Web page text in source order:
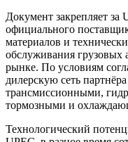
Документ закрепляет за
официального
материалов и
обслуживания грузовых
рынке. По условиям
дилерскую сеть партнёра
трансмиссионными,
тормозными и
Технологический